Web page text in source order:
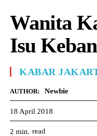
Wanita
Isu
KABAR
AUTHOR: Newbie
18 April 2018
2 min. read